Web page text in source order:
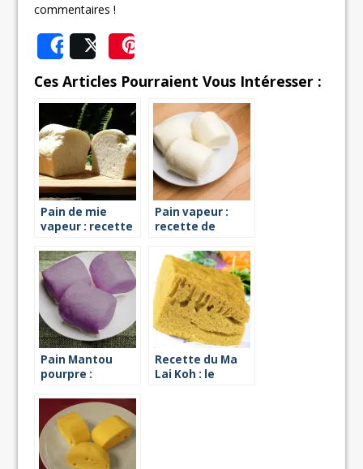
commentaires !
SharePost
Ces Articles Pourraient Vous Intéresser :
Pain de mie
vapeur : recette
Pain vapeur :
recette de
Pain Mantou
pourpre :
Recette du Ma
Lai Koh : le